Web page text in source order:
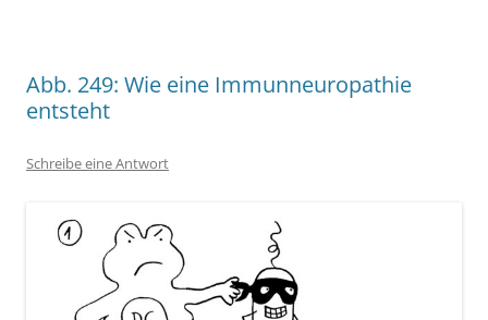
Abb. 249: Wie eine Immunneuropathie
entsteht
Schreibe eine Antwort